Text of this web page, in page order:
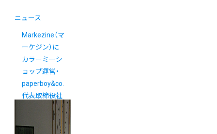
ニュース
Markezine（マ
ーケジン）に
カラーミーシ
ョップ運営・
paperboy&co.
代表取締役社
長佐藤健太郎
インタビュー
が掲載されま